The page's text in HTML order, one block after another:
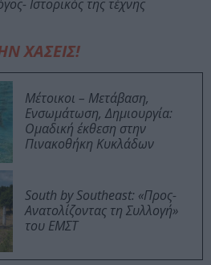
Ιστορικός της τέχνης
ΧΑΣΕΙΣ!
Μέτοικοι – Μετάβαση,
Ενσωμάτωση, Δημιουργία:
Ομαδική έκθεση στην
Πινακοθήκη Κυκλάδων
South by Southeast: «Προς-
Ανατολίζοντας τη Συλλογή»
του ΕΜΣΤ